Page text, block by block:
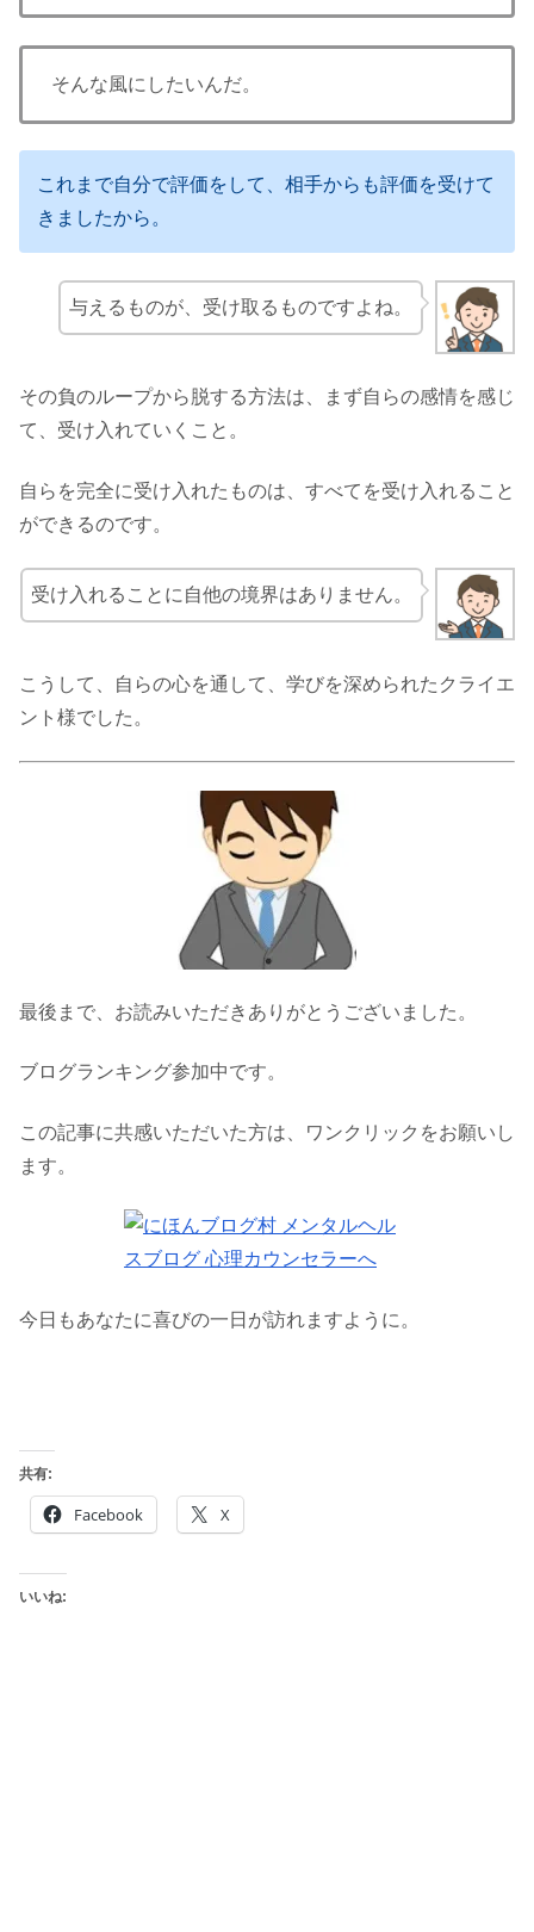
そんな風にしたいんだ。
これまで自分で評価をして、相手からも評価を受けて
きましたから。
与えるものが、受け取るものですよね。
その負のループから脱する方法は、まず自らの感情を感じ
て、受け入れていくこと。
自らを完全に受け入れたものは、すべてを受け入れること
ができるのです。
受け入れることに自他の境界はありません。
こうして、自らの心を通して、学びを深められたクライエ
ント様でした。
最後まで、お読みいただきありがとうございました。
ブログランキング参加中です。
この記事に共感いただいた方は、ワンクリックをお願いし
ます。
今日もあなたに喜びの一日が訪れますように。
共有:
Facebook X
いいね: